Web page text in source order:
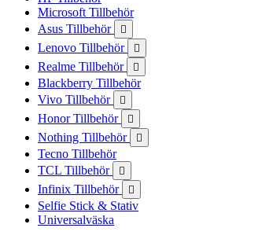
Microsoft Tillbehör
Asus Tillbehör

Lenovo Tillbehör 
Realme Tillbehör 
Blackberry Tillbehör
Vivo Tillbehör

Honor Tillbehör 
Nothing Tillbehör 
Tecno Tillbehör
TCL Tillbehör

Infinix Tillbehör 
Selfie Stick & Stativ
Universalväska